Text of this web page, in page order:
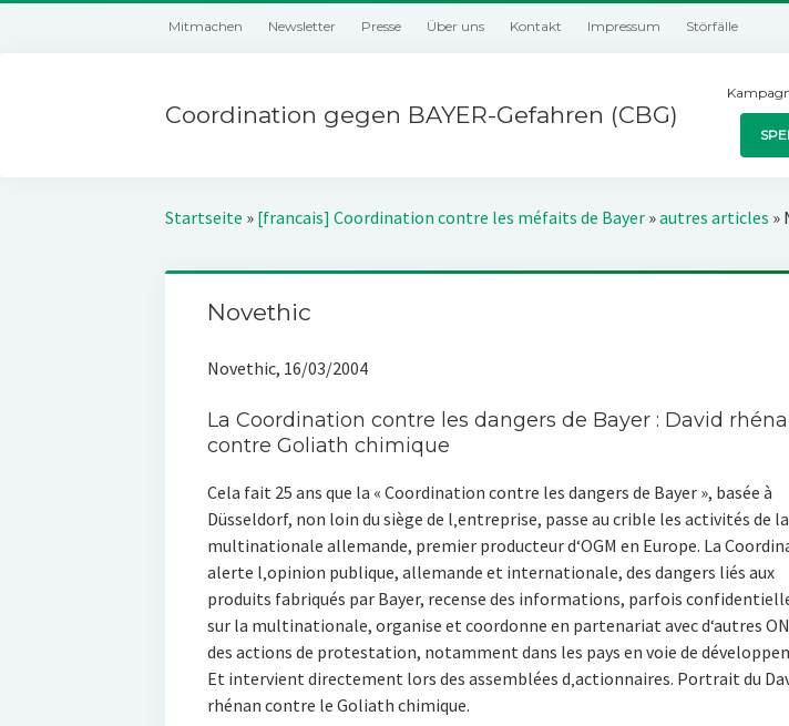
Mitmachen Newsletter Presse Über uns Kontakt Impressum Störfälle
Coordination gegen BAYER-Gefahren (CBG)
Startseite » [francais] Coordination contre les méfaits de Bayer »autres articles »
Novethic
Novethic, 16/03/2004
La Coordination contre les dangers de Bayer : David
contre Goliath chimique
Cela fait 25 ans que la « Coordination contre les dangers de Bayer », basée à
Düsseldorf, non loin du siège de l‚entreprise, passe au crible les activités de la
multinationale allemande, premier producteur d‘OGM en Europe. La
alerte l‚opinion publique, allemande et internationale, des dangers liés aux
produits fabriqués par Bayer, recense des informations, parfois
sur la multinationale, organise et coordonne en partenariat avec d‘autres
des actions de protestation, notamment dans les pays en voie de
Et intervient directement lors des assemblées d‚actionnaires. Portrait du
rhénan contre le Goliath chimique.